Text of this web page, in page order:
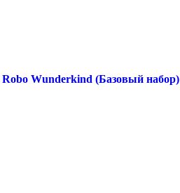
Wunderkind (Базовый набор)